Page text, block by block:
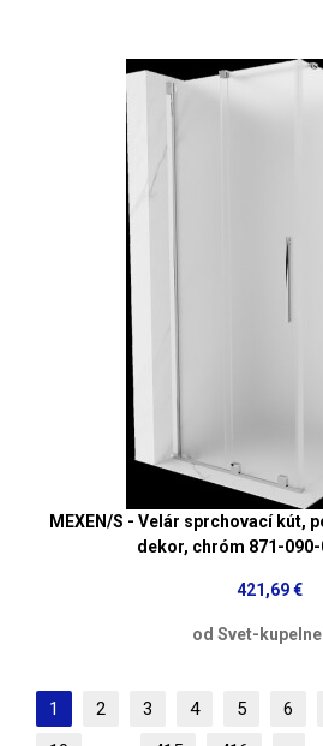
MEXEN/S - Velár sprchovací kút,
dekor, chróm 871-
421,69 €
od Svet-
1 2 3 4 5 6